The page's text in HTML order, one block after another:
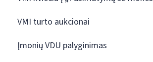
VMI turto aukcionai
Įmonių VDU palyginimas